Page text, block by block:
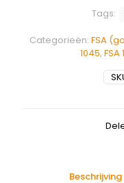
Categorieën: FSA
1045, FSA
Tags:
Beschrijving